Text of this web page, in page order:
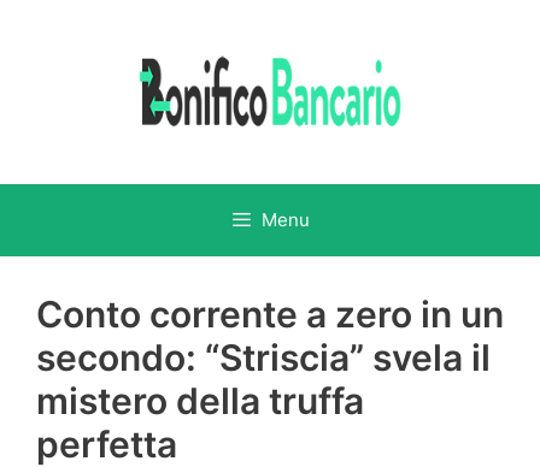
Menu
Conto corrente a zero in un
secondo: “Striscia” svela il
mistero della truffa
perfetta